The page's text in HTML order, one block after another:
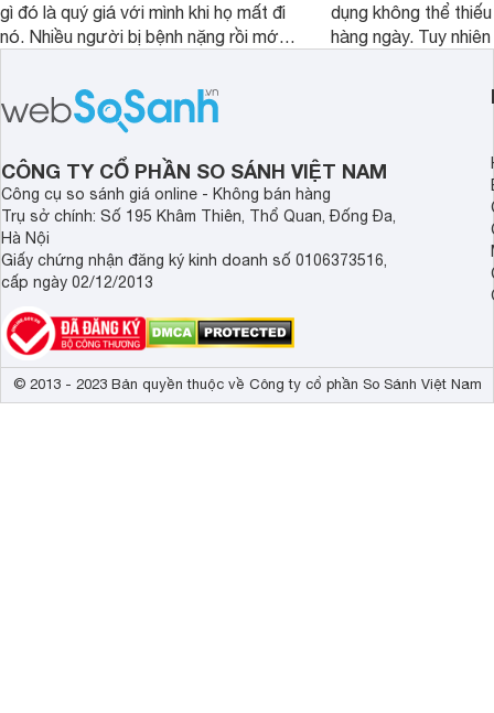
gì đó là quý giá với mình khi họ mất đi
nó. Nhiều người bị bệnh nặng rồi mới
mình mỗi ngày theo cách khoa học
nhất để có một cuộc sống tốt đẹp và
hạnh phúc hơn.
dụng không thể
hàng ngày. Tuy
CÔNG TY CỔ PHẦN SO SÁNH VIỆT NAM
Công cụ so sánh giá online - Không bán hàng
Trụ sở chính: Số 195 Khâm Thiên, Thổ Quan, Đống Đa,
Hà Nội
Giấy chứng nhận đăng ký kinh doanh số 0106373516,
cấp ngày 02/12/2013
© 2013 - 2023 Bản quyền thuộc về Công ty cổ phần So Sánh Việt Nam